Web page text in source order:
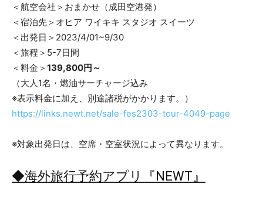
＜航空会社＞おまかせ（成田空港発）
＜宿泊先＞オヒア ワイキキ スタジオ スイーツ
＜出発日＞2023/4/01~9/30
＜旅程＞5-7日間
＜料金＞ 139,800円～
（大人1名・燃油サーチャージ込み
※表示料金に加え、別途諸税がかかります。）
https://links.newt.net/sale-fes2303-tour-4049-page
※対象出発日は、空席・空室状況によって異なります。
◆海外旅行予約アプリ『NEWT』